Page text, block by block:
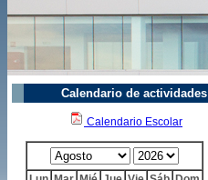
Calendario de actividades
Calendario Escolar